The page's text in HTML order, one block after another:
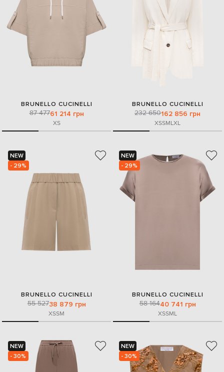
BRUNELLO CUCINELLI
87 47761 214 грн
XS
BRUNELLO CUCINELLI
232 650162 856 грн
XSSMLXL
NEW
- 29%
BRUNELLO CUCINELLI
55 52738 879 грн
XSSM
NEW
- 29%
BRUNELLO CUCINELLI
58 16440 741 грн
XSSML
NEW
- 30%
NEW
- 30%